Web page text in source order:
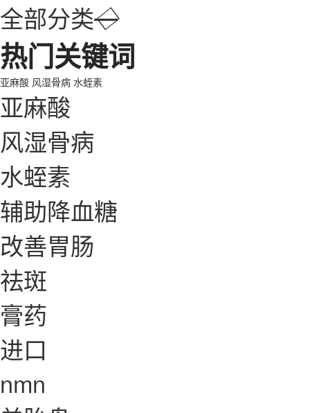
全部分类◇
热门关键词
亚麻酸 风湿骨病 水蛭素
亚麻酸
风湿骨病
水蛭素
辅助降血糖
改善胃肠
祛斑
膏药
进口
nmn